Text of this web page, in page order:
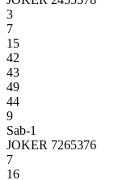
3
7
15
42
43
49
44
9
Sab-1
JOKER 7265376
7
16